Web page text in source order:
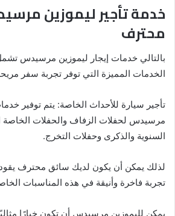
خدمة تأجير ليموزين
محترف ⁦⁩
بالتالي خدمات إيجار ليموزين مرسيدس
الخدمات المميزة التي توفر تجربة سفر
تأجير سيارة للأحداث الخاصة: يتم توفير
مرسيدس لحفلات الزفاف والحفلات الخاصة
السنوية والذكرى وحفلات التخرج.
لذلك يمكن أن يكون لديك سائق محترف يقود
تجربة فاخرة وأنيقة في هذه المناسبات
يمكن لليموزين مرسيدس أن تكون خيارًا